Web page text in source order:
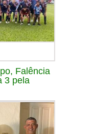
Falência
3 pela